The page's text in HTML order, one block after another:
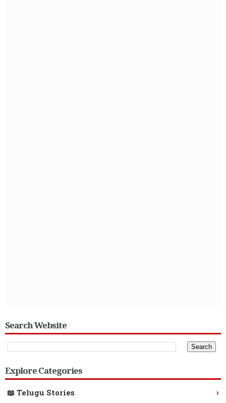
Search Website
Explore Categories
📖 Telugu Stories ›